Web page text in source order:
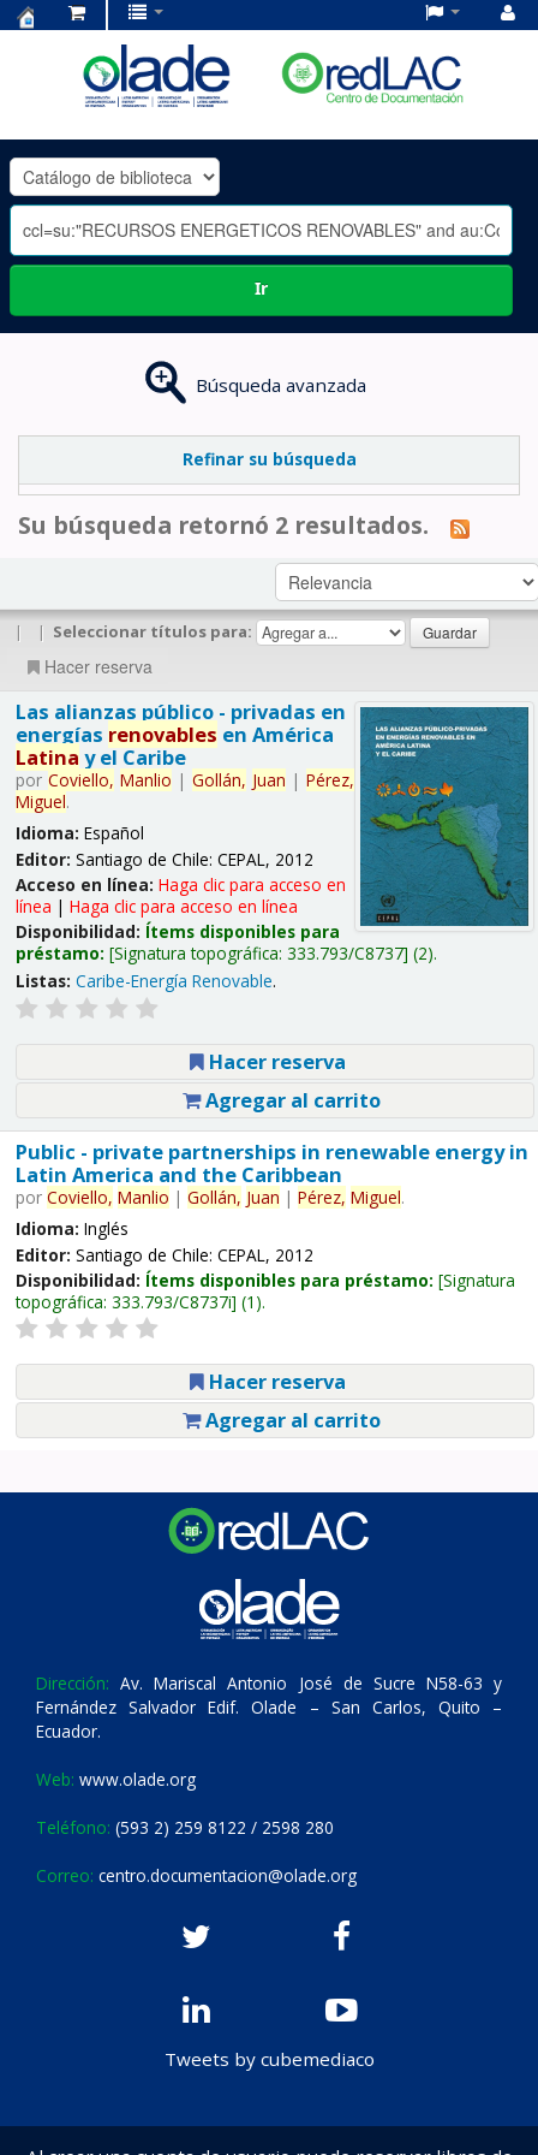
OLADE
-
Ir
Búsqueda avanzada
Refinar su búsqueda
Su búsqueda retornó 2 resultados.
| | Seleccionar títulos para:
Hacer reserva
Las alianzas público - privadas en
energías renovables en América
Latina y el Caribe
por Coviello, Manlio | Gollán, Juan | Pérez,
Miguel.
Idioma: Español
Editor: Santiago de Chile: CEPAL, 2012
Acceso en línea: Haga clic para acceso en
línea | Haga clic para acceso en línea
Disponibilidad: Ítems disponibles para
préstamo: Signatura topográfica: 333.793/C8737 (2).
Listas: Caribe-Energía Renovable.
Hacer reserva
Agregar al carrito
Public - private partnerships in renewable energy in
Latin America and the Caribbean
por Coviello, Manlio | Gollán, Juan | Pérez, Miguel.
Idioma: Inglés
Editor: Santiago de Chile: CEPAL, 2012
Disponibilidad: Ítems disponibles para préstamo: Signatura
topográfica: 333.793/C8737i (1).
Hacer reserva
Agregar al carrito
Dirección: Av. Mariscal Antonio José de Sucre N58-63 y
Fernández Salvador Edif. Olade – San Carlos, Quito –
Ecuador.
Web: www.olade.org
Teléfono: (593 2) 259 8122 / 2598 280
Correo: centro.documentacion@olade.org
Tweets by cubemediaco